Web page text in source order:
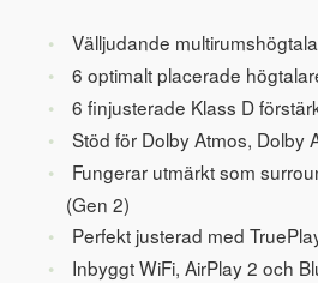
Välljudande
6 optimalt placerade
6 finjusterade Klass D
Stöd för Dolby Atmos, Dolby
Fungerar utmärkt som
(Gen 2)
Perfekt justerad med
Inbyggt WiFi, AirPlay 2 och